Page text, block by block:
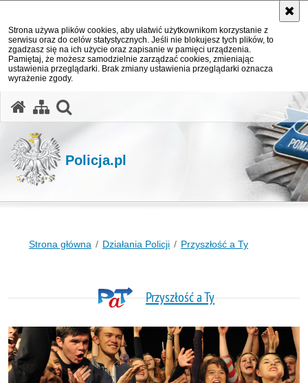
Strona używa plików cookies, aby ułatwić użytkownikom korzystanie z
serwisu oraz do celów statystycznych. Jeśli nie blokujesz tych plików, to
zgadzasz się na ich użycie oraz zapisanie w pamięci urządzenia.
Pamiętaj, że możesz samodzielnie zarządzać cookies, zmieniając
ustawienia przeglądarki. Brak zmiany ustawienia przeglądarki oznacza
wyrażenie zgody.
Policja.pl
Strona główna Działania Policji Przyszłość a Ty
Przyszłość a Ty